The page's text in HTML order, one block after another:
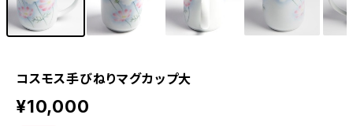
コスモス手びねりマグカップ大
¥10,000